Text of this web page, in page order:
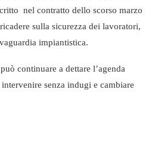
nel contratto dello scorso marzo
sulla sicurezza dei lavoratori,
impiantistica.
continuare a dettare l’agenda
senza indugi e cambiare